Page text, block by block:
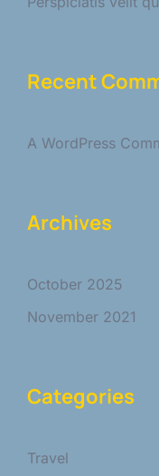
Recent
A WordPress
Archives
October 2025
November 2021
Categories
Travel